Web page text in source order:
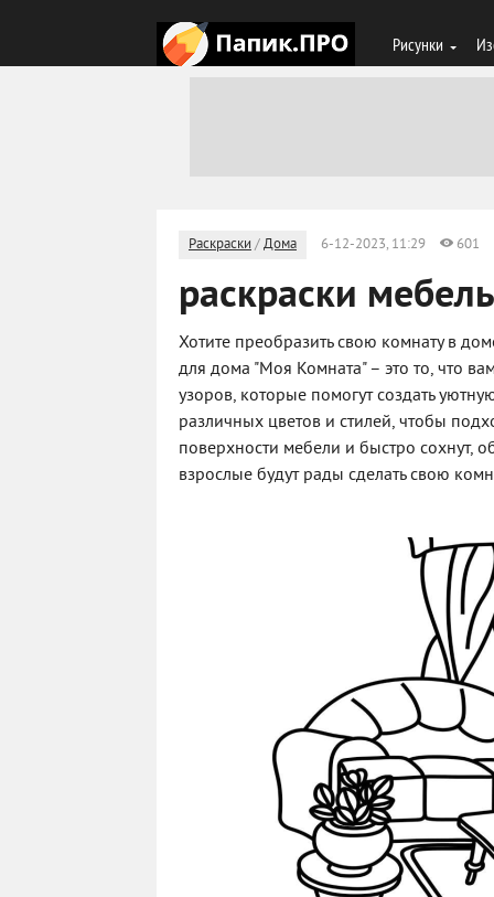
Рисунки
Раскраски /Дома 6-12-2023, 11:29 601
раскраски
Хотите преобразить свою комнату в
для дома "Моя Комната" – это то, что
узоров, которые помогут создать
различных цветов и стилей, чтобы
поверхности мебели и быстро сохнут,
взрослые будут рады сделать свою